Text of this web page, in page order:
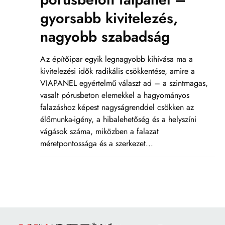
gyorsabb kivitelezés,
nagyobb szabadság
Az építőipar egyik legnagyobb kihívása ma a
kivitelezési idők radikális csökkentése, amire a
VIAPANEL egyértelmű választ ad – a szintmagas,
vasalt pórusbeton elemekkel a hagyományos
falazáshoz képest nagyságrenddel csökken az
élőmunka-igény, a hibalehetőség és a helyszíni
vágások száma, miközben a falazat
méretpontossága és a szerkezet...